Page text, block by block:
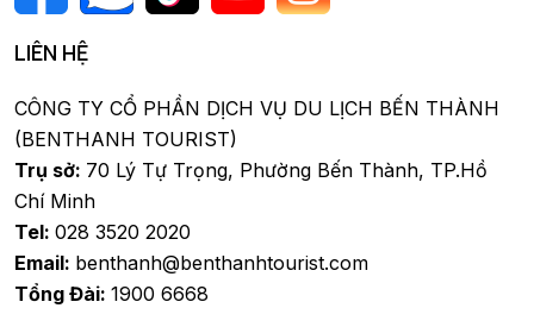
LIÊN HỆ
CÔNG TY CỔ PHẦN DỊCH VỤ DU LỊCH BẾN THÀNH
(BENTHANH TOURIST)
Trụ sở: 70 Lý Tự Trọng, Phường Bến Thành, TP.Hồ
Chí Minh
Tel: 028 3520 2020
Email: benthanh@benthanhtourist.com
Tổng Đài: 1900 6668